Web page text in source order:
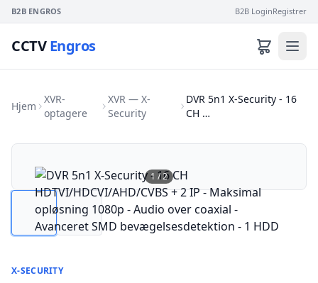
B2B ENGROS B2B LoginRegistrer
CCTVEngros
Hjem
XVR-
optagere
XVR — X-
Security
DVR 5n1 X-Security - 16
CH …
1 /2
X-SECURITY